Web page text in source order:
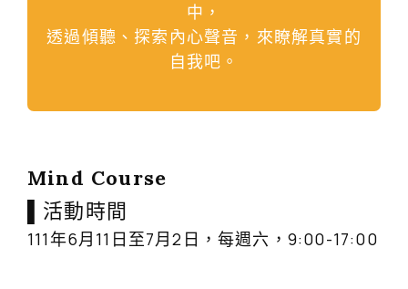
中，
透過傾聽、探索內心聲音，來瞭解真實的
自我吧。
Mind Course
▌活動時間
111年6月11日至7月2日，每週六，9:00-17:00